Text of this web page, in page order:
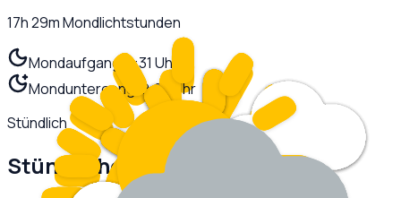
17h 29mMondlichtstunden
Mondaufgang
01:31 Uhr
Monduntergang
19:00 Uhr
Stündlich
Stündliche Prognose Heute